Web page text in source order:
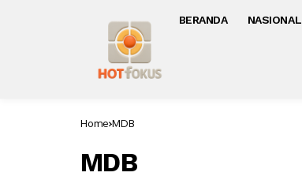
BERANDA NASIONAL
Home MDB
MDB